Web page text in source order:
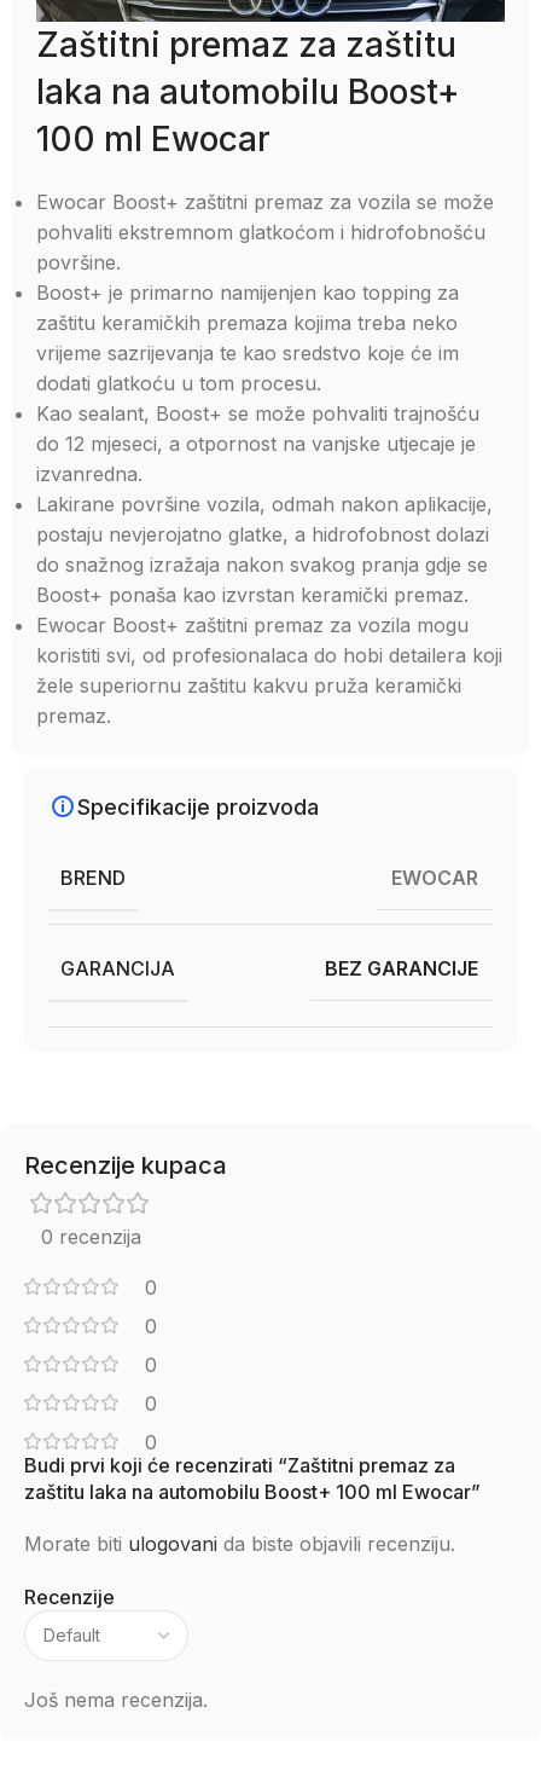
Zaštitni premaz za zaštitu
laka na automobilu Boost+
100 ml Ewocar
Ewocar Boost+ zaštitni premaz za vozila se može
pohvaliti ekstremnom glatkoćom i hidrofobnošću
površine.
Boost+ je primarno namijenjen kao topping za
zaštitu keramičkih premaza kojima treba neko
vrijeme sazrijevanja te kao sredstvo koje će im
dodati glatkoću u tom procesu.
Kao sealant, Boost+ se može pohvaliti trajnošću
do 12 mjeseci, a otpornost na vanjske utjecaje je
izvanredna.
Lakirane površine vozila, odmah nakon aplikacije,
postaju nevjerojatno glatke, a hidrofobnost dolazi
do snažnog izražaja nakon svakog pranja gdje se
Boost+ ponaša kao izvrstan keramički premaz.
Ewocar Boost+ zaštitni premaz za vozila mogu
koristiti svi, od profesionalaca do hobi detailera koji
žele superiornu zaštitu kakvu pruža keramički
premaz.
Specifikacije proizvoda
BREND EWOCAR
GARANCIJA BEZ GARANCIJE
Recenzije kupaca
0 recenzija
0
0
0
0
0
Recenzije
Još nema recenzija.
Budi prvi koji će recenzirati “Zaštitni premaz za
zaštitu laka na automobilu Boost+ 100 ml Ewocar”
Morate biti ulogovani da biste objavili recenziju.